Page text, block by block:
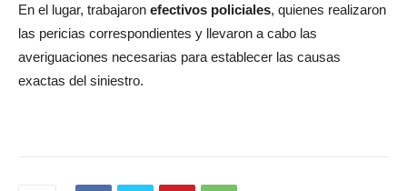
En el lugar, trabajaron efectivos policiales, quienes realizaron
las pericias correspondientes y llevaron a cabo las
averiguaciones necesarias para establecer las causas
exactas del siniestro.